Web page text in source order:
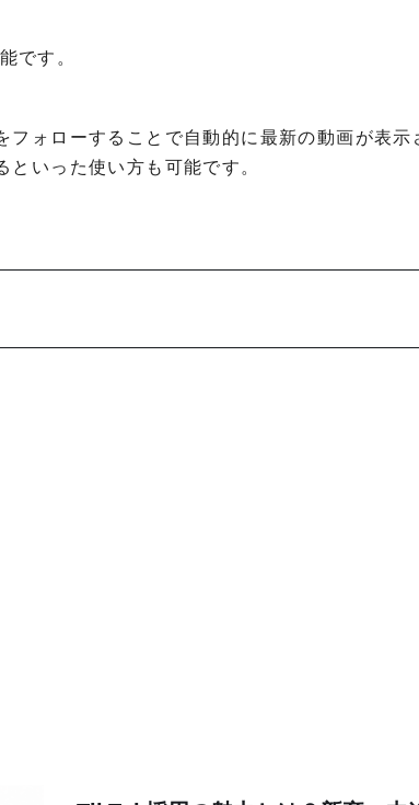
です。
ォローすることで自動的に最新の動画が表示
いった使い方も可能です。